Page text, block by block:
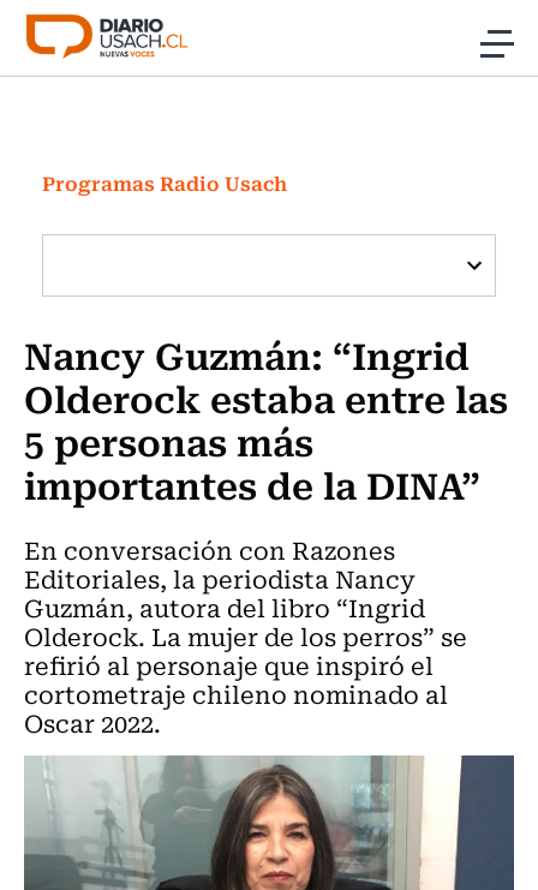
Click acá para ir directamente al contenido
Investigación
Cultura
Programas Radio y TV Usach
Programas Radio Usach
Nancy Guzmán: “Ingrid
Olderock estaba entre las
5 personas más
importantes de la DINA”
En conversación con Razones
Editoriales, la periodista Nancy
Guzmán, autora del libro “Ingrid
Olderock. La mujer de los perros” se
refirió al personaje que inspiró el
cortometraje chileno nominado al
Oscar 2022.